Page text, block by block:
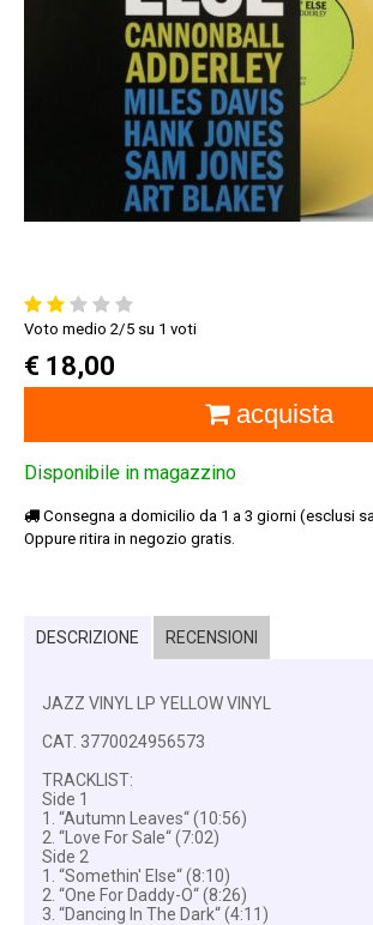
Voto medio 2/5 su 1 voti
€ 18,00
acquista
Disponibile in magazzino
Consegna a domicilio da 1 a 3 giorni (esclusi
Oppure ritira in negozio gratis.
DESCRIZIONE RECENSIONI
JAZZ VINYL LP YELLOW VINYL
CAT. 3770024956573
TRACKLIST:
Side 1
1. “Autumn Leaves“ (10:56)
2. “Love For Sale“ (7:02)
Side 2
1. “Somethin' Else“ (8:10)
2. “One For Daddy-O“ (8:26)
3. “Dancing In The Dark“ (4:11)